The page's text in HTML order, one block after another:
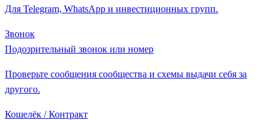
Для Telegram, WhatsApp и инвестиционных групп.
Звонок
Подозрительный звонок или номер
Проверьте сообщения сообщества и схемы выдачи себя за
другого.
Кошелёк / Контракт